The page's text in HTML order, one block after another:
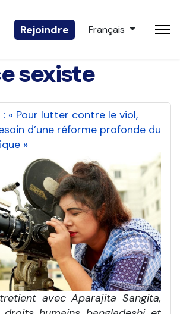
Rejoindre Sélectionnez votre
Français
sexiste
: « Pour lutter contre le viol,
d’une réforme profonde du
»
avec Aparajita Sangita,